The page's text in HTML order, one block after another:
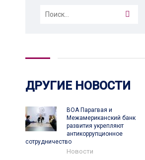
Найти:
ДРУГИЕ НОВОСТИ
ВОА Парагвая и
Межамериканский банк
развития укрепляют
антикоррупционное
сотрудничество
Новости